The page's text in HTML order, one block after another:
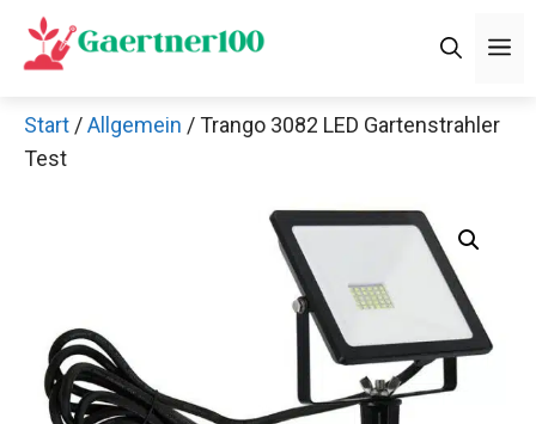
Zum
Inhalt
Start /Allgemein / Trango 3082 LED Gartenstrahler
Test